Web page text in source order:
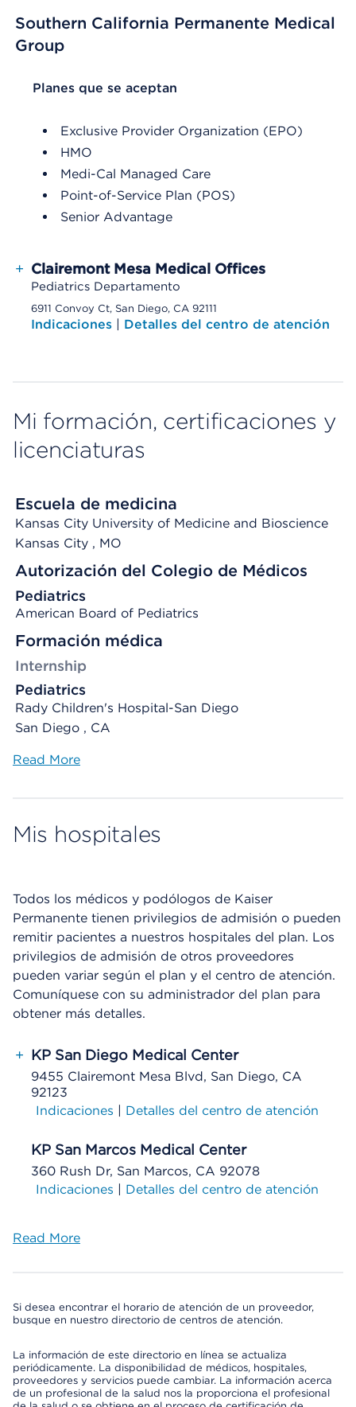
Southern California Permanente Medical
Group
List Header Planes que se aceptan
Planes que se aceptan
Exclusive Provider Organization (EPO)
HMO
Medi-Cal Managed Care
Point-of-Service Plan (POS)
Senior Advantage
+ Clairemont Mesa Medical Offices
Pediatrics Departamento
6911 Convoy Ct, San Diego, CA 92111
Indicaciones | Detalles del centro de atención
Mi formación, certificaciones y
licenciaturas
Escuela de medicina
Kansas City University of Medicine and Bioscience
Kansas City , MO
Autorización del Colegio de Médicos
Pediatrics
American Board of Pediatrics
Formación médica
Internship
Pediatrics
Rady Children's Hospital-San Diego
San Diego , CA
Read More
Mis hospitales
Todos los médicos y podólogos de Kaiser
Permanente tienen privilegios de admisión o pueden
remitir pacientes a nuestros hospitales del plan. Los
privilegios de admisión de otros proveedores
pueden variar según el plan y el centro de atención.
Comuníquese con su administrador del plan para
obtener más detalles.
+ KP San Diego Medical Center
9455 Clairemont Mesa Blvd, San Diego, CA
92123
Indicaciones | Detalles del centro de atención
KP San Marcos Medical Center
360 Rush Dr, San Marcos, CA 92078
Indicaciones | Detalles del centro de atención
Read More
Si desea encontrar el horario de atención de un proveedor,
busque en nuestro directorio de centros de atención.
La información de este directorio en línea se actualiza
periódicamente. La disponibilidad de médicos, hospitales,
proveedores y servicios puede cambiar. La información acerca
de un profesional de la salud nos la proporciona el profesional